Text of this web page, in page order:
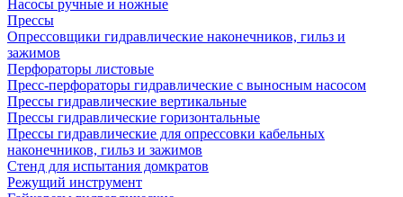
Насосы ручные и ножные
Прессы
Опрессовщики гидравлические наконечников, гильз и
зажимов
Перфораторы листовые
Пресс-перфораторы гидравлические с выносным насосом
Прессы гидравлические вертикальные
Прессы гидравлические горизонтальные
Прессы гидравлические для опрессовки кабельных
наконечников, гильз и зажимов
Стенд для испытания домкратов
Режущий инструмент